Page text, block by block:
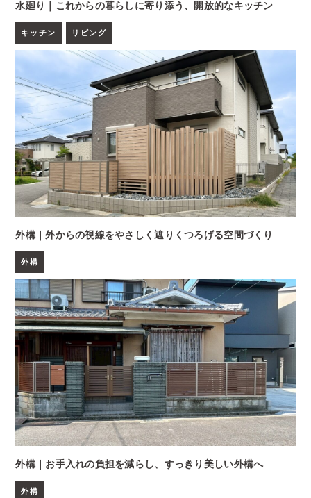
水廻り｜これからの暮らしに寄り添う、開放的なキッチン
キッチン リビング
外構｜外からの視線をやさしく遮りくつろげる空間づくり
外構
外構｜お手入れの負担を減らし、すっきり美しい外構へ
外構